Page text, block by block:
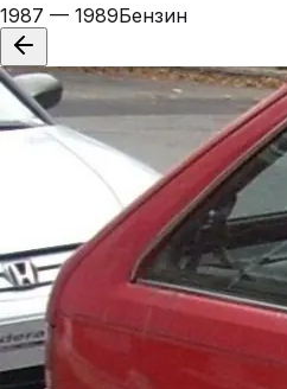
1987 — 1989Бензин